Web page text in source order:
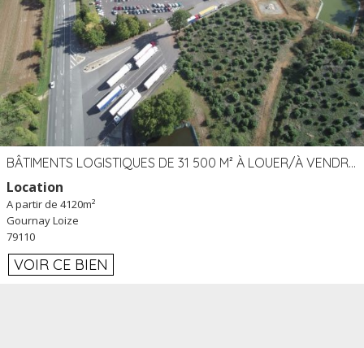
BÂTIMENTS LOGISTIQUES DE 31 500 M² À LOUER/À VENDRE SUR UN SITE DE 17 HA (79)
Location
A partir de 4120m²
Gournay Loize
79110
VOIR CE BIEN